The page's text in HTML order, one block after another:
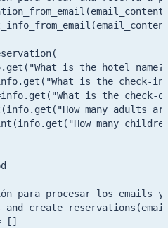
Estoy interesado en:
Información para
is the hotel
is the check-in
is the check-
many adults
many
para procesar los emails y
[]